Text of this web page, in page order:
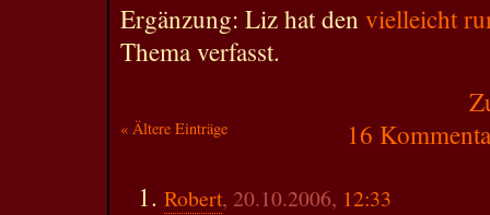
Ergänzung: Liz hat den vielleicht
Thema verfasst.
« Ältere Einträge 16
Robert, 20.10.2006, 12:33